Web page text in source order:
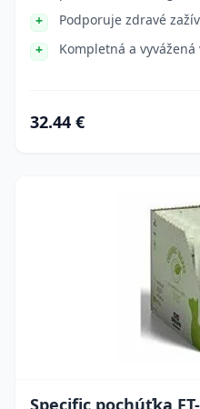
Podporuje zdravé
Kompletná a
32.44 €
Specific pochúťka